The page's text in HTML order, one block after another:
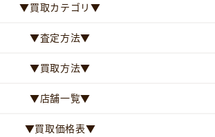
▼買取カテゴリ▼
▼査定方法▼
▼買取方法▼
▼店舗一覧▼
▼買取価格表▼